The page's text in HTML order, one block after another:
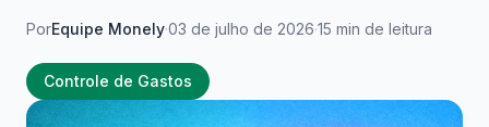
PorEquipe Monely·03 de julho de 2026·15 min de leitura
Controle de Gastos